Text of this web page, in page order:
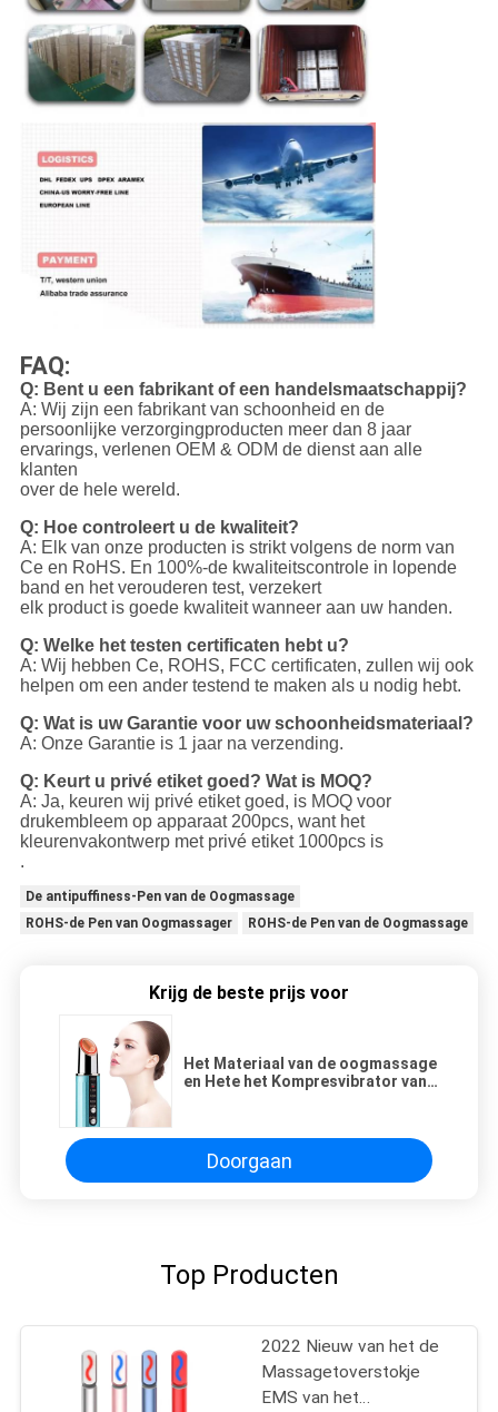
FAQ:
Q: Bent u een fabrikant of een handelsmaatschappij?
A: Wij zijn een fabrikant van schoonheid en de
persoonlijke verzorgingproducten meer dan 8 jaar
ervarings, verlenen OEM & ODM de dienst aan alle
klanten
over de hele wereld.
Q: Hoe controleert u de kwaliteit?
A: Elk van onze producten is strikt volgens de norm van
Ce en RoHS. En 100%-de kwaliteitscontrole in lopende
band en het verouderen test, verzekert
elk product is goede kwaliteit wanneer aan uw handen.
Q: Welke het testen certificaten hebt u?
A: Wij hebben Ce, ROHS, FCC certificaten, zullen wij ook
helpen om een ander testend te maken als u nodig hebt.
Q: Wat is uw Garantie voor uw schoonheidsmateriaal?
A: Onze Garantie is 1 jaar na verzending.
Q: Keurt u privé etiket goed? Wat is MOQ?
A: Ja, keuren wij privé etiket goed, is MOQ voor
drukembleem op apparaat 200pcs, want het
kleurenvakontwerp met privé etiket 1000pcs is
.
De antipuffiness-Pen van de Oogmassage
ROHS-de Pen van Oogmassager
ROHS-de Pen van de Oogmassage
Krijg de beste prijs voor
Het Materiaal van de oogmassage
en Hete het Kompresvibrator van
Ogen van het Cirkelsartefact
Doorgaan
Top Producten
2022 Nieuw van het de
Massagetoverstokje
EMS van het